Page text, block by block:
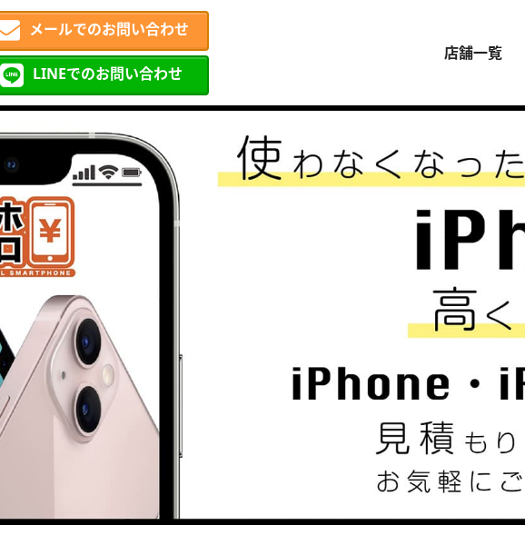
メールでのお問い合わせ
LINEでのお問い合わせ
店舗一覧